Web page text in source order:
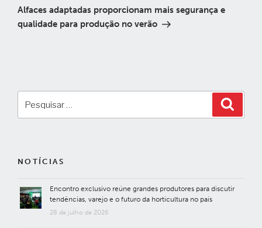
post
Alfaces adaptadas proporcionam mais segurança e
qualidade para produção no verão
NOTÍCIAS
Encontro exclusivo reúne grandes produtores para discutir
tendências, varejo e o futuro da horticultura no país
28 de julho de 2026